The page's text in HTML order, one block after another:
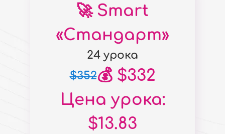
🚀 Smart
«Стандарт»
24 урока
$352💰 $332
Цена урока:
$13.83